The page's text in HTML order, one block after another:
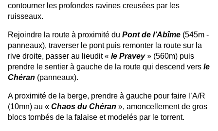
contourner les profondes ravines creusées par les
ruisseaux.
Rejoindre la route à proximité du Pont de l’Abîme (545m -
panneaux), traverser le pont puis remonter la route sur la
rive droite, passer au lieudit « le Pravey» (560m) puis
prendre le sentier à gauche de la route qui descend vers le
Chéran (panneaux).
A proximité de la berge, prendre à gauche pour faire l’A/R
(10mn) au « Chaos du Chéran », amoncellement de gros
blocs tombés de la falaise et modelés par le torrent.